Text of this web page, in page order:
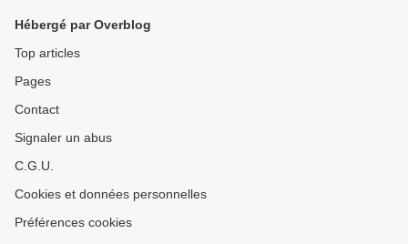
Hébergé par Overblog
Top articles
Pages
Contact
Signaler un abus
C.G.U.
Cookies et données personnelles
Préférences cookies